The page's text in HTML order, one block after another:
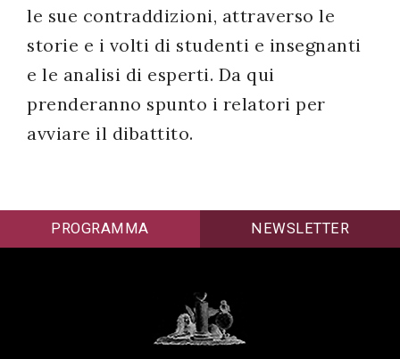
le sue contraddizioni, attraverso le
storie e i volti di studenti e insegnanti
e le analisi di esperti. Da qui
prenderanno spunto i relatori per
avviare il dibattito.
PROGRAMMA NEWSLETTER